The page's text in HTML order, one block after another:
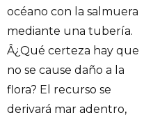
océano con la salmuera
mediante una tubería.
Â¿Qué certeza hay que
no se cause daño a la
flora? El recurso se
derivará mar adentro,